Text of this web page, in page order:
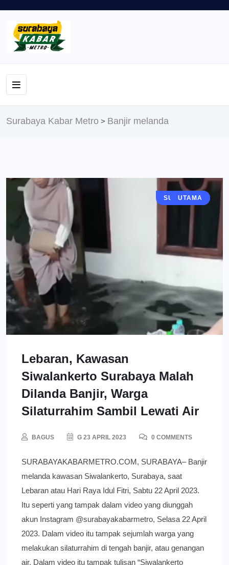
Surabaya Kabar Metro > Banjir melanda
BERITA
SURABAYA
UTAMA
Lebaran, Kawasan
Siwalankerto Surabaya Malah
Dilanda Banjir, Warga
Silaturrahim Sambil Lewati Air
BAGUS G 23 APRIL 2023 0 COMMENTS
SURABAYAKABARMETRO.COM, SURABAYA– Banjir
melanda kawasan Siwalankerto, Surabaya, saat
Lebaran atau Hari Raya Idul Fitri, Sabtu 22 April 2023.
Itu seperti yang tampak dalam video yang diunggah
akun Instagram @surabayakabarmetro, Selasa 22 April
2023. Dalam video itu tampak sejumlah warga yang
melakukan silaturrahim di tengah banjir, atau genangan
air. Dalam video itu tampak tulisan “Siwalankerto